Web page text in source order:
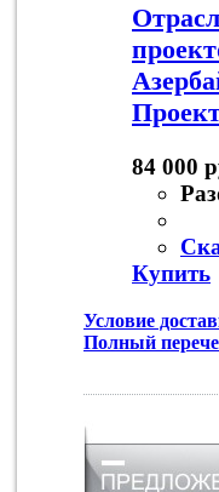
84 000
Купить
Условие
Полный